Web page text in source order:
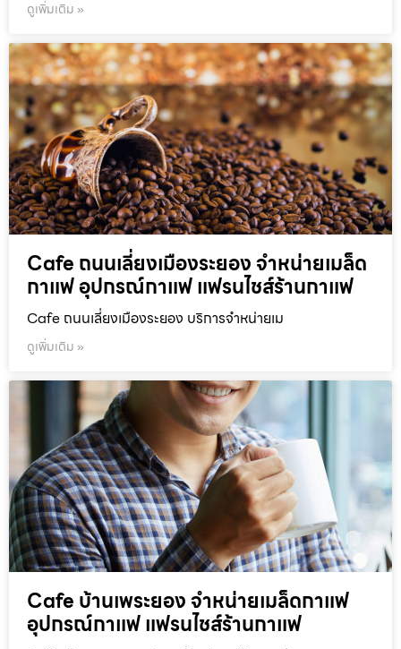
ดูเพิ่มเติม »
Cafe ถนนเลี่ยงเมืองระยอง จำหน่ายเมล็ด
กาแฟ อุปกรณ์กาแฟ แฟรนไชส์ร้านกาแฟ
Cafe ถนนเลี่ยงเมืองระยอง บริการจำหน่ายเม
ดูเพิ่มเติม »
Cafe บ้านเพระยอง จำหน่ายเมล็ดกาแฟ
อุปกรณ์กาแฟ แฟรนไชส์ร้านกาแฟ